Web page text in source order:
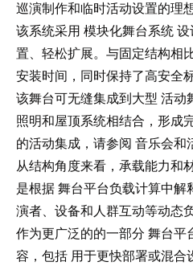
巡演制作和临时活动设置的理
该系统采用 模块化舞台系统 设
置、轻松扩展。与固定结构相
安装时间，同时保持了高安全标
该舞台可无缝集成到大型 活动
照明和屋顶系统相结合，形成
的活动集成，请参阅 音乐会和
从结构角度来看，承载能力和
是根据 舞台平台负载计算中解
演者、设备和人群互动等动态
作为更广泛的的一部分 舞台平
容，包括 用于更快部署或混合